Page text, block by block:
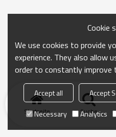
Startseite Suche
Cookie
We use cookies to provide
experience. They also allow
order to constantly improve
Accept all Accept
Necessary
Analytics